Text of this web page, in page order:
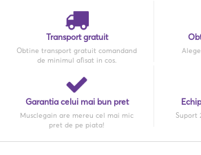
Transport gratuit
Obtine transport gratuit comandand
de minimul afisat in cos.
Garantia celui mai bun pret
Musclegain are mereu cel mai mic
pret de pe piata!
Suport